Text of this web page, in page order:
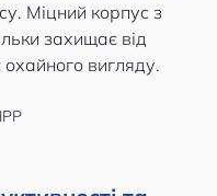
Міцний корпус з
захищає від
вигляду.